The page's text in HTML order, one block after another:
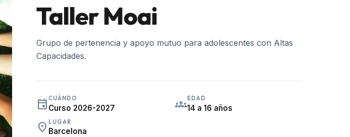
Taller Moai
Grupo de pertenencia y apoyo mutuo para adolescentes con Altas
Capacidades.
event CUÁNDO
Curso 2026-2027 groupsEDAD
14 a 16 años
place LUGAR
Barcelona